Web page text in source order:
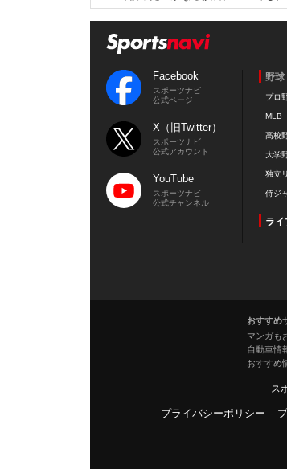
Facebook
スポーツナビ
公式ページ
X（旧Twitter）
スポーツナビ
公式アカウント
YouTube
スポーツナビ
公式チャンネル
野球
プロ
MLB
高校
大学
独立
侍ジ
ライ
おすすめ
マンガも
自動車情
おすすめ
ス
プライバシーポリシー -